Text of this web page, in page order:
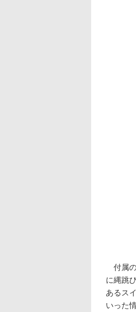
付属の
に縄跳
あるス
いった